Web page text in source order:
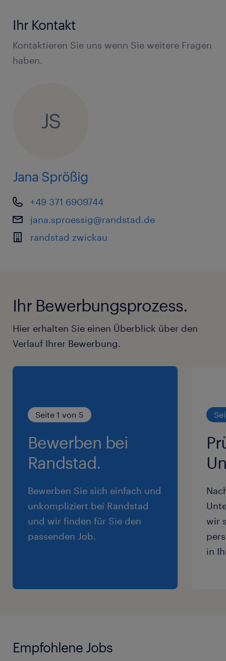
Ihr Kontakt
Kontaktieren Sie uns wenn Sie weitere Fragen
haben.
JS
Jana Sprößig
+49 371 6909744
jana.sproessig@randstad.de
randstad zwickau
Ihr Bewerbungsprozess.
Hier erhalten Sie einen Überblick über den
Verlauf Ihrer Bewerbung.
Seite 1 von 5
Bewerben bei
Randstad.
Bewerben Sie sich einfach und
unkompliziert bei Randstad
und wir finden für Sie den
passenden Job.
wir
in
Empfohlene Jobs